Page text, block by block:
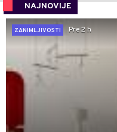
NAJNOVIJE
ZANIMLJIVOSTI
Pre 2 h